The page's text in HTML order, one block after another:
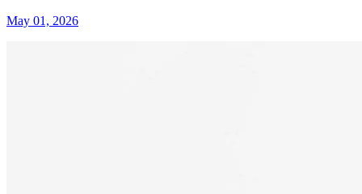
May 01, 2026